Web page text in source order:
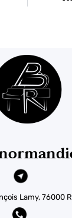
Lamy, 76000